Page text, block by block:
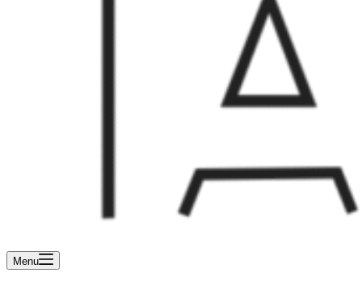
Menu